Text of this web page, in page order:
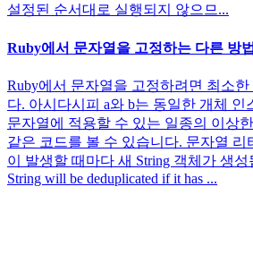
설정된 순서대로 실행되지 않으므...
Ruby에서 문자열을 고정하는 다른 방법
Ruby에서 문자열을 고정하려면 최소한
다. 아시다시피 a와 b는 동일한 개체 인
문자열에 적용할 수 있는 일종의 이상
같은 코드를 볼 수 있습니다. 문자열
이 발생할 때마다 새 String 객체가 생성
String will be deduplicated if it has ...